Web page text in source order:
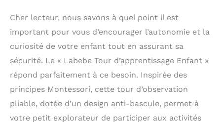
Cher lecteur, nous savons à quel point il est
important pour vous d’encourager l’autonomie et la
curiosité de votre enfant tout en assurant sa
sécurité. Le « Labebe Tour d’apprentissage Enfant »
répond parfaitement à ce besoin. Inspirée des
principes Montessori, cette tour d’observation
pliable, dotée d’un design anti-bascule, permet à
votre petit explorateur de participer aux activités